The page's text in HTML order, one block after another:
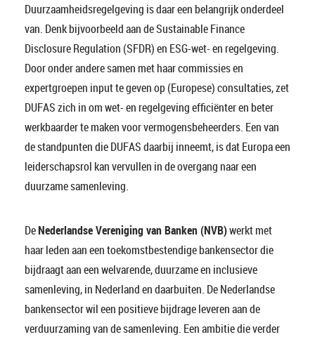
Duurzaamheidsregelgeving is daar een belangrijk onderdeel
van. Denk bijvoorbeeld aan de Sustainable Finance
Disclosure Regulation (SFDR) en ESG-wet- en regelgeving.
Door onder andere samen met haar commissies en
expertgroepen input te geven op (Europese) consultaties, zet
DUFAS zich in om wet- en regelgeving efficiënter en beter
werkbaarder te maken voor vermogensbeheerders. Een van
de standpunten die DUFAS daarbij inneemt, is dat Europa een
leiderschapsrol kan vervullen in de overgang naar een
duurzame samenleving.
DeNederlandse Vereniging van Banken (NVB)werkt met
haar leden aan een toekomstbestendige bankensector die
bijdraagt aan een welvarende, duurzame en inclusieve
samenleving, in Nederland en daarbuiten. De Nederlandse
bankensector wil een positieve bijdrage leveren aan de
verduurzaming van de samenleving. Een ambitie die verder